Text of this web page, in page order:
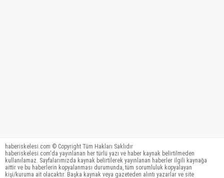
haberiskelesi.com © Copyright Tüm Hakları Saklıdır
haberiskelesi.com'da yayınlanan her türlü yazı ve haber kaynak belirtilmeden
kullanılamaz. Sayfalarımızda kaynak belirtilerek yayınlanan haberler ilgili kaynağa
aittir ve bu haberlerin kopyalanması durumunda, tüm sorumluluk kopyalayan
kişi/kuruma ait olacaktır. Başka kaynak veya gazeteden alıntı yazarlar ve site